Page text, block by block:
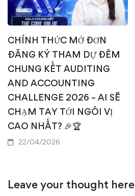
CHÍNH THỨC MỞ ĐƠN
ĐĂNG KÝ THAM DỰ ĐÊM
CHUNG KẾT AUDITING
AND ACCOUNTING
CHALLENGE 2026 – AI SẼ
CHẠM TAY TỚI NGÔI VỊ
CAO NHẤT? 🎉🏆
22/04/2026
Leave your thought here